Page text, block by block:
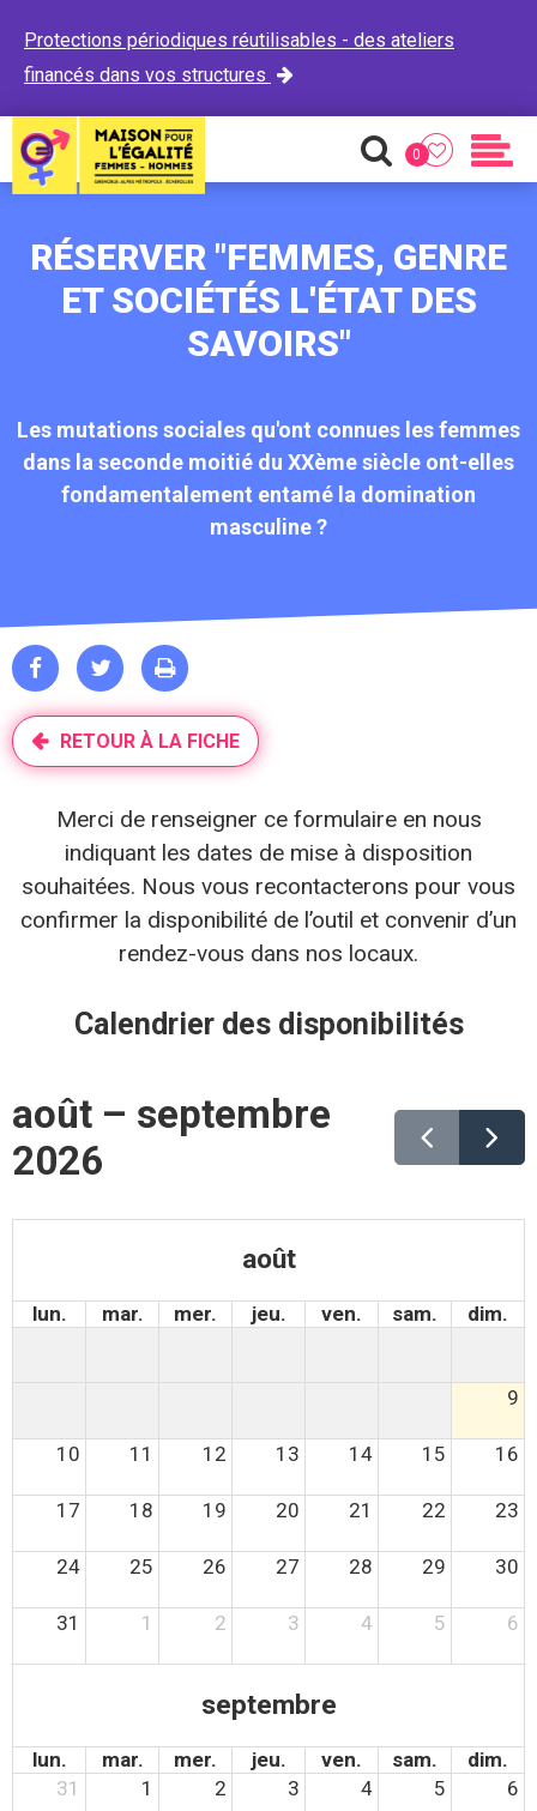
Protections périodiques réutilisables - des ateliers
financés dans vos structures

Recherche
0
Favoris
RÉSERVER "FEMMES, GENRE
ET SOCIÉTÉS L'ÉTAT DES
SAVOIRS"
Les mutations sociales qu'ont connues les femmes
dans la seconde moitié du XXème siècle ont-elles
fondamentalement entamé la domination
masculine ?
  
RETOUR À LA FICHE
Merci de renseigner ce formulaire en nous
indiquant les dates de mise à disposition
souhaitées. Nous vous recontacterons pour vous
confirmer la disponibilité de l’outil et convenir d’un
rendez-vous dans nos locaux.
Calendrier des disponibilités
août – septembre
2026
août
lun. mar. mer. jeu. ven. sam. dim.
9
10 11 12 13 14 15 16
17 18 19 20 21 22 23
24 25 26 27 28 29 30
31 1 2 3 4 5 6
septembre
lun. mar. mer. jeu. ven. sam.
dim.
31
1 2 3 4 5 6